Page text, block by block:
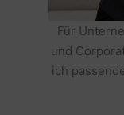
Für
und
ich